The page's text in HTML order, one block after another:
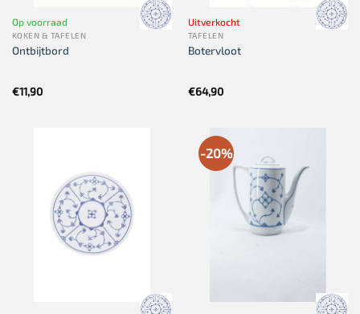
Op voorraad
KOKEN & TAFELEN
Ontbijtbord
€11,90
Uitverkocht
TAFELEN
Botervloot
€64,90
-20%